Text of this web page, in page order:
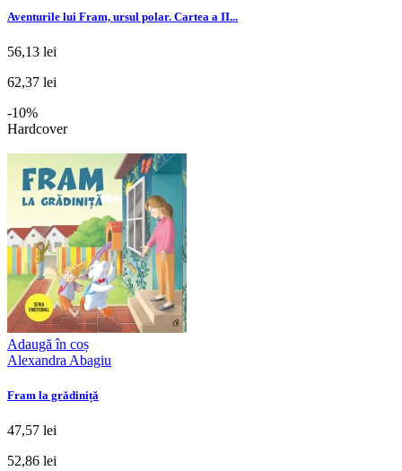
Aventurile lui Fram, ursul polar. Cartea a II...
56,13 lei
62,37 lei
-10%
Hardcover
Adaugă în coș
Alexandra Abagiu
Fram la grădiniță
47,57 lei
52,86 lei